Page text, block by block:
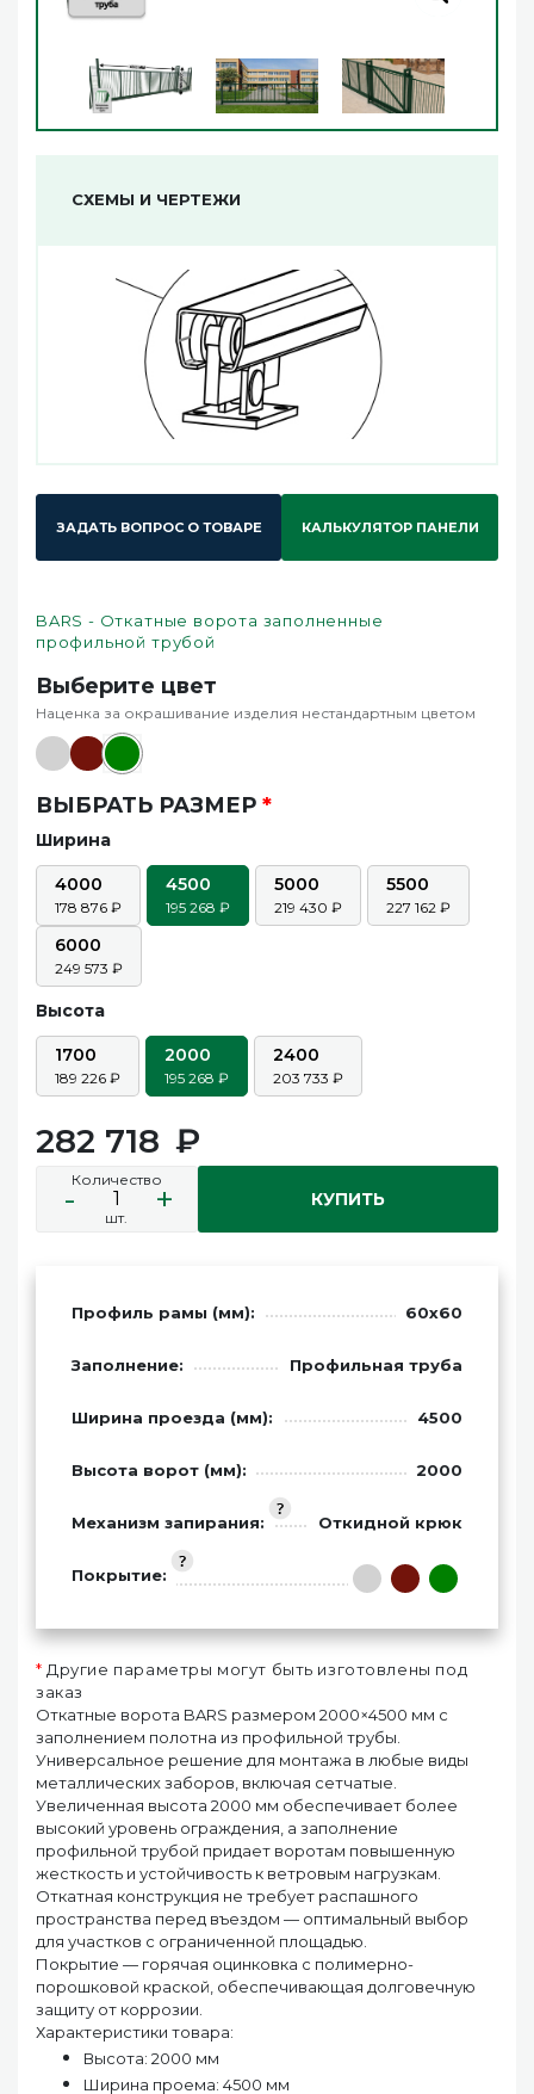
СХЕМЫ И ЧЕРТЕЖИ
ЗАДАТЬ ВОПРОС О ТОВАРЕ КАЛЬКУЛЯТОР ПАНЕЛИ
BARS - Откатные ворота заполненные
профильной трубой
Выберите цвет
Наценка за окрашивание изделия нестандартным цветом
ВЫБРАТЬ РАЗМЕР *
Ширина
4000
178 876
4500
195 268
5000
219 430
5500
227 162
6000
249 573
Высота
1700
189 226
2000
195 268
2400
203 733
282 718
Количество
- +
шт.
КУПИТЬ
Профиль рамы (мм): 60х60
Заполнение: Профильная труба
Ширина проезда (мм): 4500
Высота ворот (мм): 2000
Механизм запирания: Откидной крюк
Покрытие:
* Другие параметры могут быть изготовлены под
заказ
Откатные ворота BARS размером 2000×4500 мм с
заполнением полотна из профильной трубы.
Универсальное решение для монтажа в любые виды
металлических заборов, включая сетчатые.
Увеличенная высота 2000 мм обеспечивает более
высокий уровень ограждения, а заполнение
профильной трубой придает воротам повышенную
жесткость и устойчивость к ветровым нагрузкам.
Откатная конструкция не требует распашного
пространства перед въездом — оптимальный выбор
для участков с ограниченной площадью.
Покрытие — горячая оцинковка с полимерно-
порошковой краской, обеспечивающая долговечную
защиту от коррозии.
Характеристики товара:
Высота: 2000 мм
Ширина проема: 4500 мм